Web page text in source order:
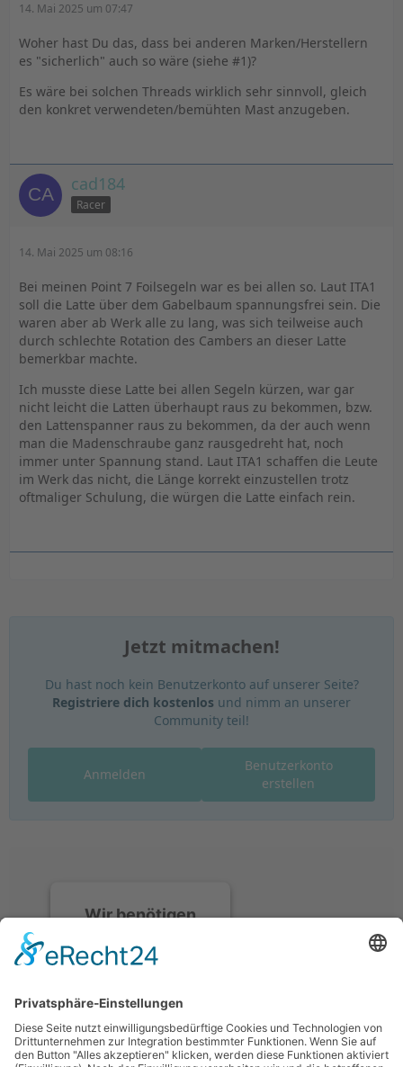
14. Mai 2025 um 07:47
Woher hast Du das, dass bei anderen Marken/Herstellern
es "sicherlich" auch so wäre (siehe #1)?
Es wäre bei solchen Threads wirklich sehr sinnvoll, gleich
den konkret verwendeten/bemühten Mast anzugeben.
cad184
Racer
14. Mai 2025 um 08:16
Bei meinen Point 7 Foilsegeln war es bei allen so. Laut ITA1
soll die Latte über dem Gabelbaum spannungsfrei sein. Die
waren aber ab Werk alle zu lang, was sich teilweise auch
durch schlechte Rotation des Cambers an dieser Latte
bemerkbar machte.
Ich musste diese Latte bei allen Segeln kürzen, war gar
nicht leicht die Latten überhaupt raus zu bekommen, bzw.
den Lattenspanner raus zu bekommen, da der auch wenn
man die Madenschraube ganz rausgedreht hat, noch
immer unter Spannung stand. Laut ITA1 schaffen die Leute
im Werk das nicht, die Länge korrekt einzustellen trotz
oftmaliger Schulung, die würgen die Latte einfach rein.
Jetzt mitmachen!
Du hast noch kein Benutzerkonto auf unserer Seite?
Registriere dich kostenlos und nimm an unserer
Community teil!
Benutzerkonto
erstellen
Anmelden
Wir benötigen
Zustimmung, um
Service zu laden!
Wir verwenden
Discord, um Inhalte